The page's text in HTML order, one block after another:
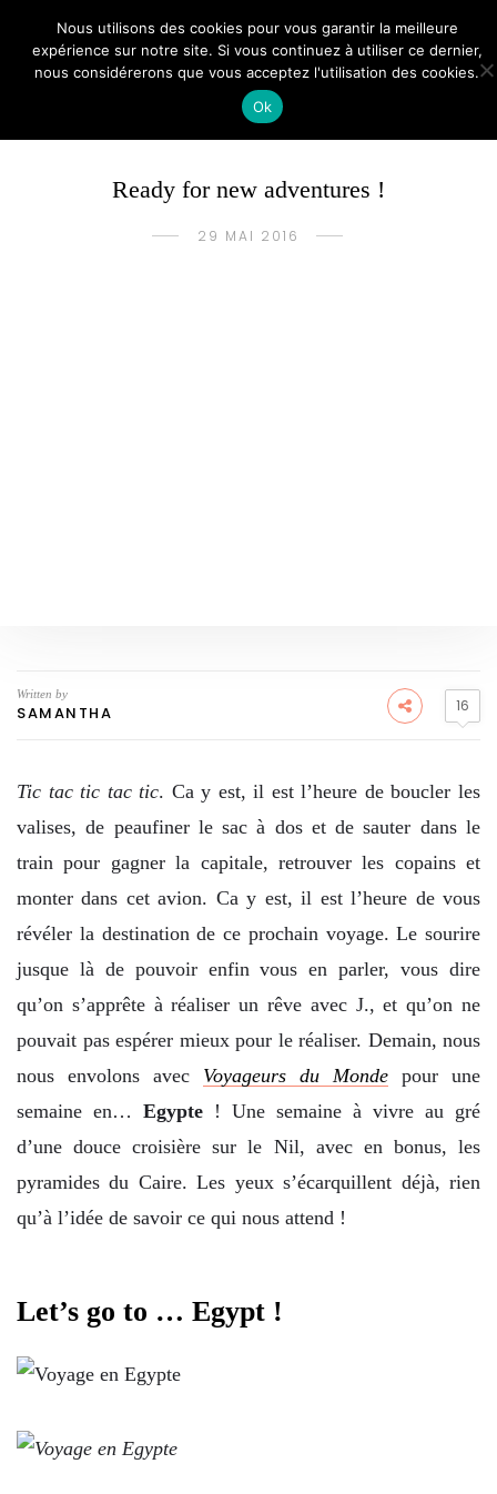
Ready for new adventures !
29 MAI 2016
Written by
SAMANTHA 16
Tic tac tic tac tic. Ca y est, il est l’heure de boucler les
valises, de peaufiner le sac à dos et de sauter dans le
train pour gagner la capitale, retrouver les copains et
monter dans cet avion. Ca y est, il est l’heure de vous
révéler la destination de ce prochain voyage. Le sourire
jusque là de pouvoirenfin vous en parler, vous dire
qu’on s’apprête à réaliser un rêve avec J., et qu’on ne
pouvait pas espérer mieux pour le réaliser. Demain, nous
nous envolons avec Voyageurs du Monde pour une
semaine en… Egypte ! Une semaine à vivre au gré
d’une douce croisière sur le Nil, avec en bonus, les
pyramides du Caire. Les yeux s’écarquillent déjà, rien
qu’à l’idée de savoir ce qui nous attend !
Let’s go to … Egypt !
Nous utilisons des cookies pour vous garantir la meilleure
expérience sur notre site. Si vous continuez à utiliser ce dernier,
nous considérerons que vous acceptez l'utilisation des cookies.
Ok